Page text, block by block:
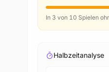
In 3 von 10 Spielen
Halbzeitanalyse